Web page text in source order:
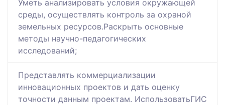
Уметь анализировать условия окружающей
среды, осуществлять контроль за охраной
земельных ресурсов.Раскрыть основные
методы научно-педагогических
исследований;
Представлять коммерциализации
инновационных проектов и дать оценку
точности данным проектам. ИспользоватьГИС